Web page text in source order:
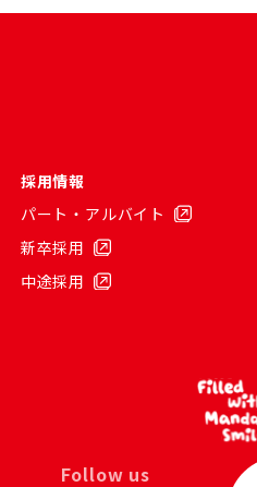
採用情報
パート・アルバイト
新卒採用
中途採用
Follow us